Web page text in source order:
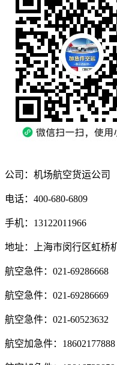
公司：机场航空货运公司
电话：400-680-6809
手机：13122011966
地址：上海市闵行区虹桥
航空急件：021-69286668
航空急件：021-69286669
航空急件：021-60523632
航空加急件：18602177888